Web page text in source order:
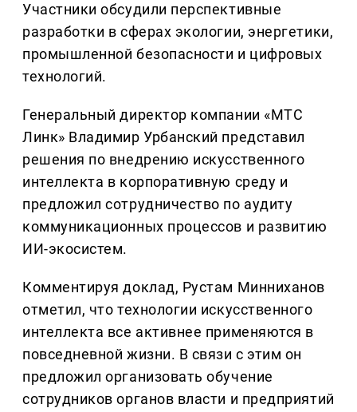
Участники обсудили перспективные
разработки в сферах экологии, энергетики,
промышленной безопасности и цифровых
технологий.
Генеральный директор компании «МТС
Линк» Владимир Урбанский представил
решения по внедрению искусственного
интеллекта в корпоративную среду и
предложил сотрудничество по аудиту
коммуникационных процессов и развитию
ИИ-экосистем.
Комментируя доклад, Рустам Минниханов
отметил, что технологии искусственного
интеллекта все активнее применяются в
повседневной жизни. В связи с этим он
предложил организовать обучение
сотрудников органов власти и предприятий